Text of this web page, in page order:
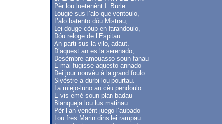
Pèr lou luetenènt I. Burle
Lóugié sus l’alo que ventoulo,
L’alo batento dóu Mistrau,
Lei douge còup en farandoulo,
Dóu reloge de l’Espitau
An parti sus la vilo, adaut.
D’aquest an es la serenado,
Desèmbre amouasso soun fanau
E mai fugisse aquesto annado
Dei jour nouvèu à la grand foulo
Sivèstre a durbi lou pourtau.
La miejo-luno au cèu pendoulo
E vis emé soun plan-badau
Blanqueja lou lus matinau.
Pèr l’an venènt juego l’aubado
Lou fres Marin dins lei rampau